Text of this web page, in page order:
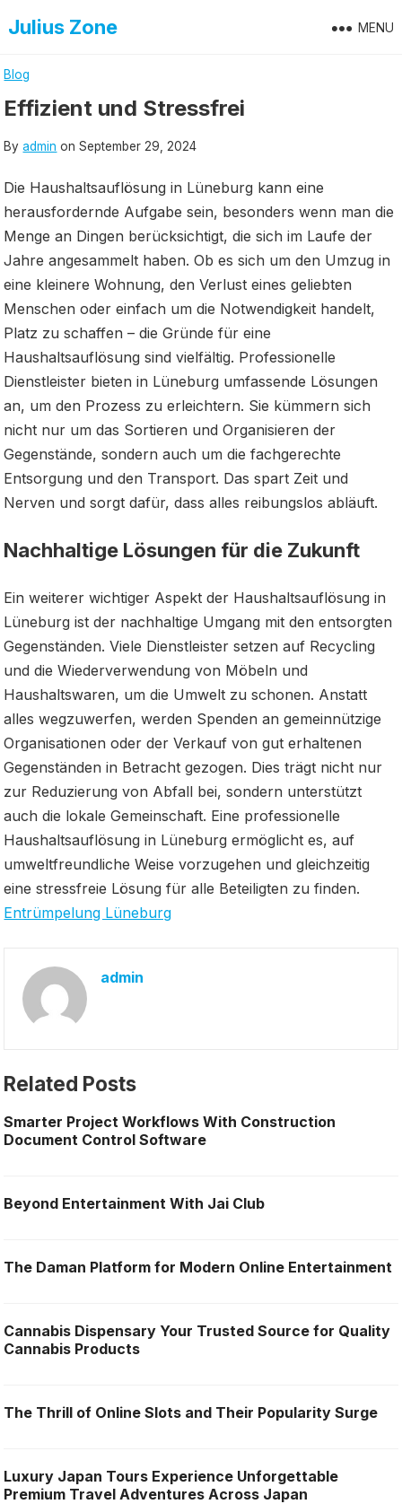
toJulius Zone MENU
Blog
Effizient und Stressfrei
Byadmin onSeptember 29, 2024
Die Haushaltsauflösung in Lüneburg kann eine
herausfordernde Aufgabe sein, besonders wenn man die
Menge an Dingen berücksichtigt, die sich im Laufe der
Jahre angesammelt haben. Ob es sich um den Umzug in
eine kleinere Wohnung, den Verlust eines geliebten
Menschen oder einfach um die Notwendigkeit handelt,
Platz zu schaffen – die Gründe für eine
Haushaltsauflösung sind vielfältig. Professionelle
Dienstleister bieten in Lüneburg umfassende Lösungen
an, um den Prozess zu erleichtern. Sie kümmern sich
nicht nur um das Sortieren und Organisieren der
Gegenstände, sondern auch um die fachgerechte
Entsorgung und den Transport. Das spart Zeit und
Nerven und sorgt dafür, dass alles reibungslos abläuft.
Nachhaltige Lösungen für die Zukunft
Ein weiterer wichtiger Aspekt der Haushaltsauflösung in
Lüneburg ist der nachhaltige Umgang mit den entsorgten
Gegenständen. Viele Dienstleister setzen auf Recycling
und die Wiederverwendung von Möbeln und
Haushaltswaren, um die Umwelt zu schonen. Anstatt
alles wegzuwerfen, werden Spenden an gemeinnützige
Organisationen oder der Verkauf von gut erhaltenen
Gegenständen in Betracht gezogen. Dies trägt nicht nur
zur Reduzierung von Abfall bei, sondern unterstützt
auch die lokale Gemeinschaft. Eine professionelle
Haushaltsauflösung in Lüneburg ermöglicht es, auf
umweltfreundliche Weise vorzugehen und gleichzeitig
eine stressfreie Lösung für alle Beteiligten zu finden.
Entrümpelung Lüneburg
admin
Related Posts
Smarter Project Workflows With Construction
Document Control Software
Beyond Entertainment With Jai Club
The Daman Platform for Modern Online Entertainment
Cannabis Dispensary Your Trusted Source for Quality
Cannabis Products
The Thrill of Online Slots and Their Popularity Surge
Luxury Japan Tours Experience Unforgettable
Premium Travel Adventures Across Japan